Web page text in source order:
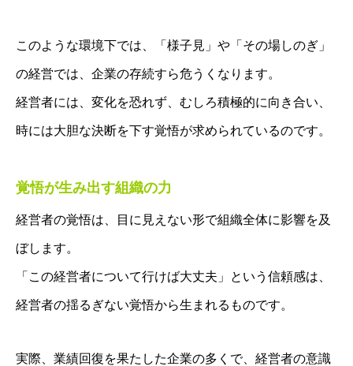
このような環境下では、「様子見」や「その場しのぎ」
の経営では、企業の存続すら危うくなります。
経営者には、変化を恐れず、むしろ積極的に向き合い、
時には大胆な決断を下す覚悟が求められているのです。
覚悟が生み出す組織の力
経営者の覚悟は、目に見えない形で組織全体に影響を及
ぼします。
「この経営者について行けば大丈夫」という信頼感は、
経営者の揺るぎない覚悟から生まれるものです。
実際、業績回復を果たした企業の多くで、経営者の意識